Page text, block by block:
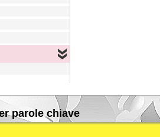
parole chiave